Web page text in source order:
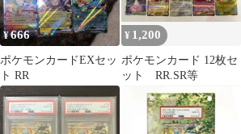
¥666
ポケモンカードEXセッ
ト RR
¥ 1,200
ポケモンカード 12枚セ
ット RR.SR等